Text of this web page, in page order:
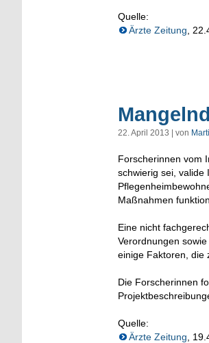
Quelle:
Ärzte Zeitung,
22. April 2013 | von
Forscherinnen vom
schwierig sei, valide
Maßnahmen
Eine nicht
Verordnungen
einige Faktoren, die
Die Forscherinnen
Quelle:
Ärzte Zeitung ,